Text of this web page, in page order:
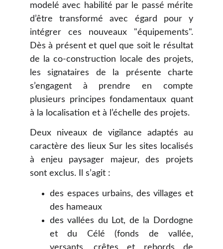
modelé avec habilité par le passé mérite
d’être transformé avec égard pour y
intégrer ces nouveaux "équipements".
Dès à présent et quel que soit le résultat
de la co-construction locale des projets,
les signataires de la présente charte
s’engagent à prendre en compte
plusieurs principes fondamentaux quant
à la localisation et à l’échelle des projets.
Deux niveaux de vigilance adaptés au
caractère des lieux Sur les sites localisés
à enjeu paysager majeur, des projets
sont exclus. Il s’agit :
des espaces urbains, des villages et
des hameaux
des vallées du Lot, de la Dordogne
et du Célé (fonds de vallée,